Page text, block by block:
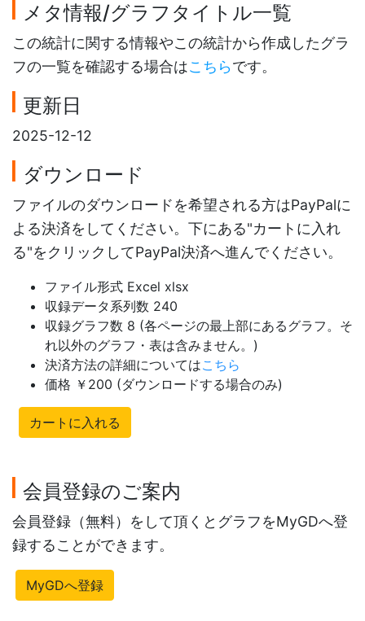
メタ情報/グラフタイトル一覧
この統計に関する情報やこの統計から作成したグラ
フの一覧を確認する場合はこちらです。
更新日
2025-12-12
ダウンロード
ファイルのダウンロードを希望される方はPayPalに
よる決済をしてください。下にある"カートに入れ
る"をクリックしてPayPal決済へ進んでください。
ファイル形式 Excel xlsx
収録データ系列数 240
収録グラフ数 8 (各ページの最上部にあるグラフ。そ
れ以外のグラフ・表は含みません。)
決済方法の詳細についてはこちら
価格 ￥200 (ダウンロードする場合のみ)
カートに入れる
会員登録のご案内
会員登録（無料）をして頂くとグラフをMyGDへ登
録することができます。
MyGDへ登録